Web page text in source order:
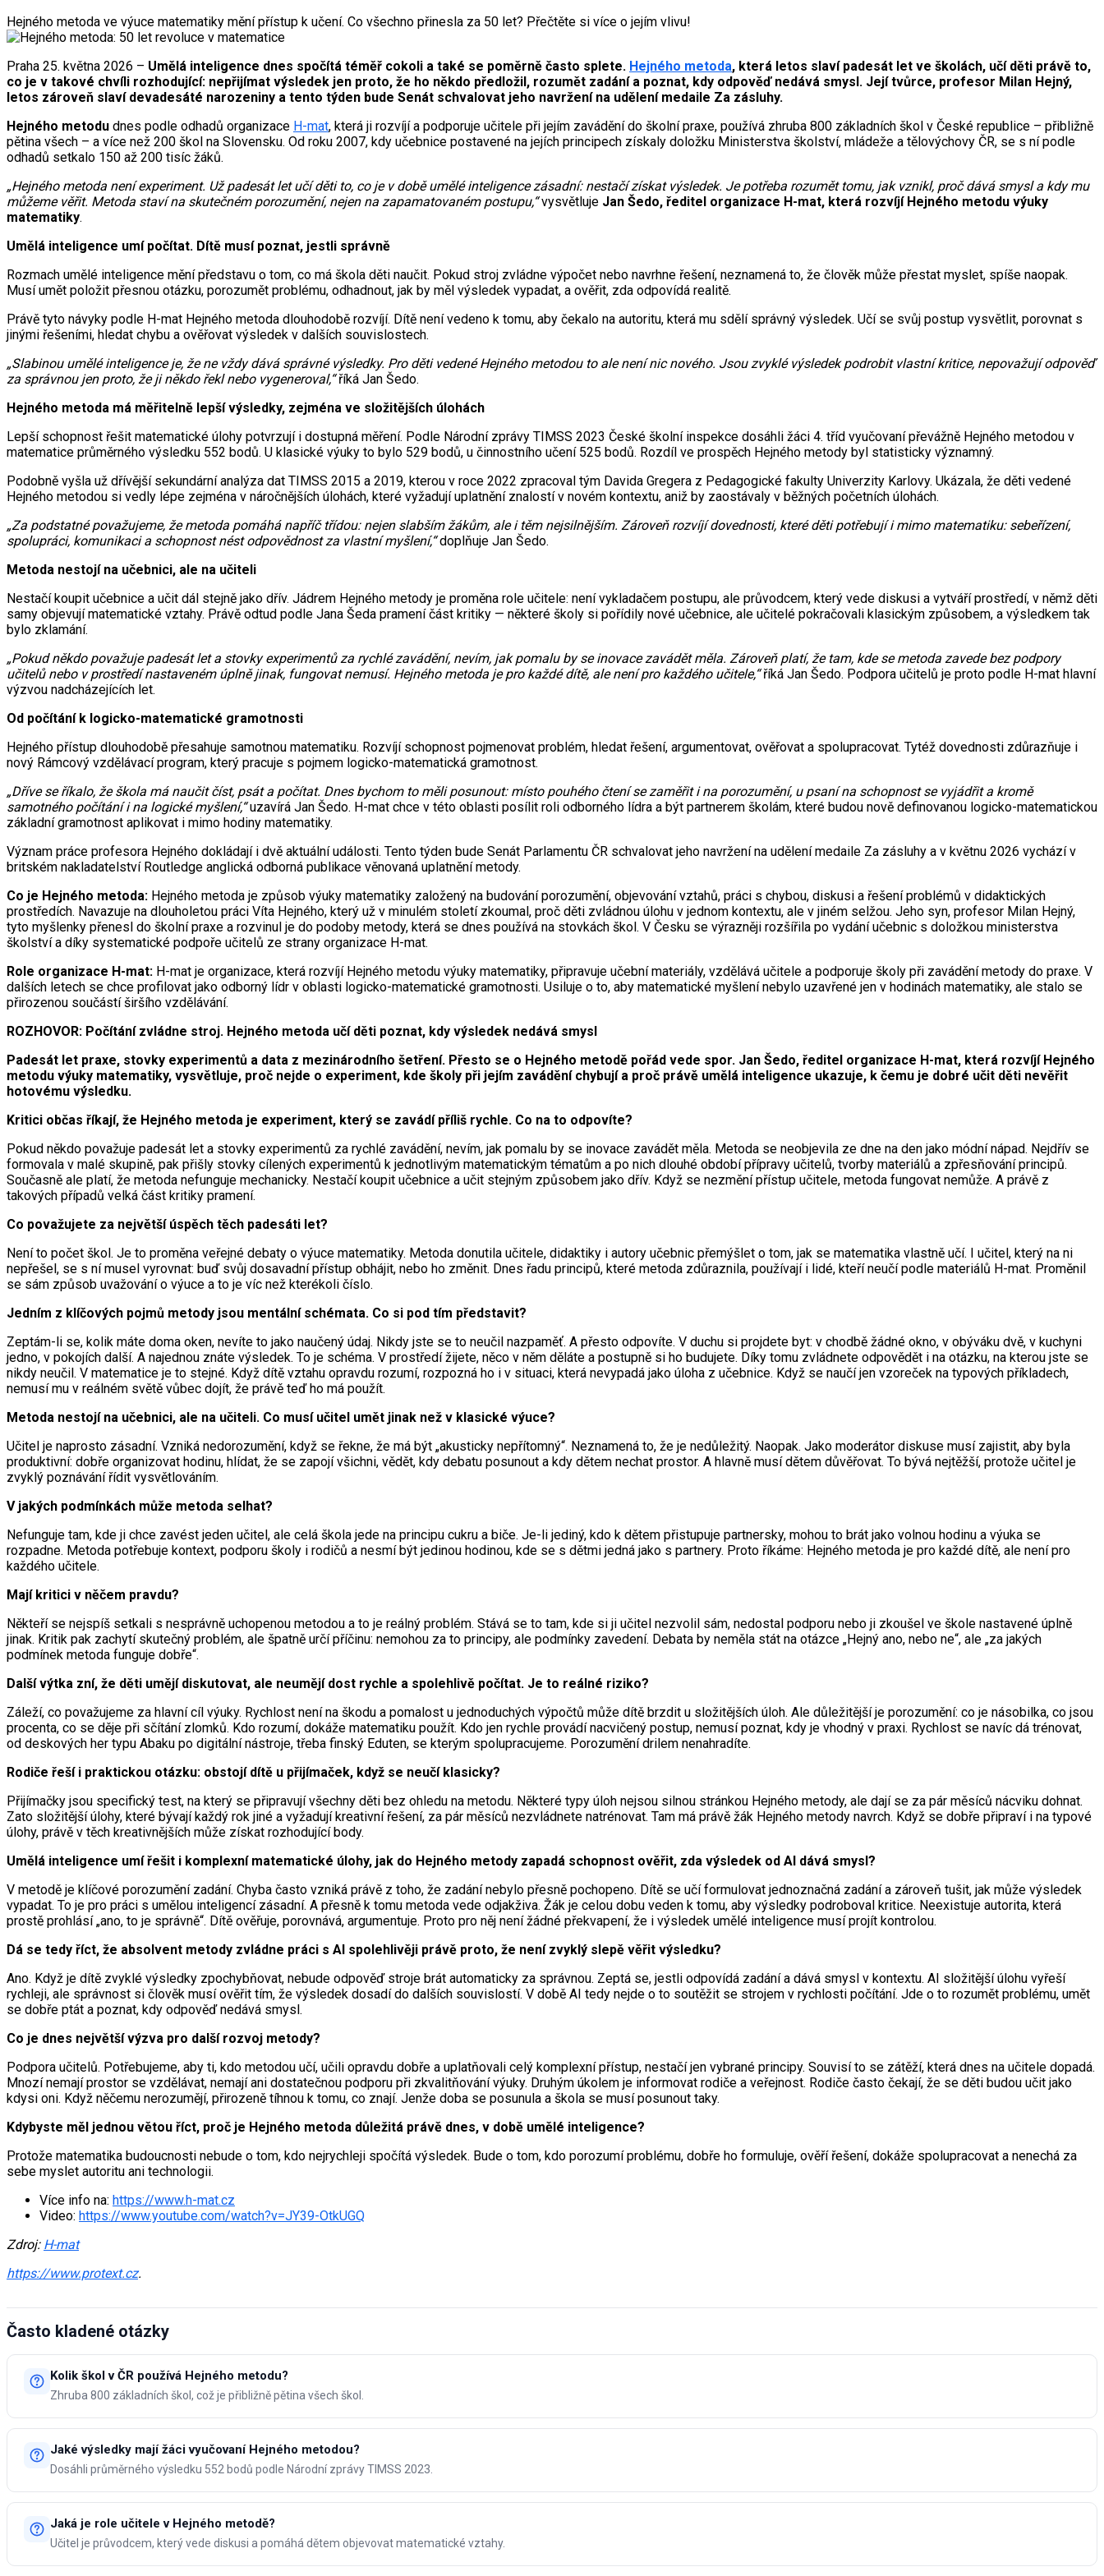
Hejného metoda ve výuce matematiky mění přístup k učení. Co všechno přinesla za 50 let? Přečtěte si více o jejím vlivu!
Praha 25. května 2026 – Umělá inteligence dnes spočítá téměř cokoli a také se poměrně často splete. Hejného metoda, která letos slaví padesát let ve školách, učí děti právě to,
co je v takové chvíli rozhodující: nepřijímat výsledek jen proto, že ho někdo předložil, rozumět zadání a poznat, kdy odpověď nedává smysl. Její tvůrce, profesor Milan Hejný,
letos zároveň slaví devadesáté narozeniny a tento týden bude Senát schvalovat jeho navržení na udělení medaile Za zásluhy.
Hejného metodu dnes podle odhadů organizace H-mat, která ji rozvíjí a podporuje učitele při jejím zavádění do školní praxe, používá zhruba 800 základních škol v České republice – přibližně
pětina všech – a více než 200 škol na Slovensku. Od roku 2007, kdy učebnice postavené na jejích principech získaly doložku Ministerstva školství, mládeže a tělovýchovy ČR, se s ní podle
odhadů setkalo 150 až 200 tisíc žáků.
„Hejného metoda není experiment. Už padesát let učí děti to, co je v době umělé inteligence zásadní: nestačí získat výsledek. Je potřeba rozumět tomu, jak vznikl, proč dává smysl a kdy mu
můžeme věřit. Metoda staví na skutečném porozumění, nejen na zapamatovaném postupu,“vysvětluje Jan Šedo, ředitel organizace H-mat, která rozvíjí Hejného metodu výuky
matematiky.
Umělá inteligence umí počítat. Dítě musí poznat, jestli správně
Rozmach umělé inteligence mění představu o tom, co má škola děti naučit. Pokud stroj zvládne výpočet nebo navrhne řešení, neznamená to, že člověk může přestat myslet, spíše naopak.
Musí umět položit přesnou otázku, porozumět problému, odhadnout, jak by měl výsledek vypadat, a ověřit, zda odpovídá realitě.
Právě tyto návyky podle H-mat Hejného metoda dlouhodobě rozvíjí. Dítě není vedeno k tomu, aby čekalo na autoritu, která mu sdělí správný výsledek. Učí se svůj postup vysvětlit, porovnat s
jinými řešeními, hledat chybu a ověřovat výsledek v dalších souvislostech.
„Slabinou umělé inteligence je, že ne vždy dává správné výsledky. Pro děti vedené Hejného metodou to ale není nic nového. Jsou zvyklé výsledek podrobit vlastní kritice, nepovažují odpověď
za správnou jen proto, že ji někdo řekl nebo vygeneroval,“říká Jan Šedo.
Hejného metoda má měřitelně lepší výsledky, zejména ve složitějších úlohách
Lepší schopnost řešit matematické úlohy potvrzují i dostupná měření. Podle Národní zprávy TIMSS 2023 České školní inspekce dosáhli žáci 4. tříd vyučovaní převážně Hejného metodou v
matematice průměrného výsledku 552 bodů. U klasické výuky to bylo 529 bodů, u činnostního učení 525 bodů. Rozdíl ve prospěch Hejného metody byl statisticky významný.
Podobně vyšla už dřívější sekundární analýza dat TIMSS 2015 a 2019, kterou v roce 2022 zpracoval tým Davida Gregera z Pedagogické fakulty Univerzity Karlovy. Ukázala, že děti vedené
Hejného metodou si vedly lépe zejména v náročnějších úlohách, které vyžadují uplatnění znalostí v novém kontextu, aniž by zaostávaly v běžných početních úlohách.
„Za podstatné považujeme, že metoda pomáhá napříč třídou: nejen slabším žákům, ale i těm nejsilnějším. Zároveň rozvíjí dovednosti, které děti potřebují i mimo matematiku: sebeřízení,
spolupráci, komunikaci a schopnost nést odpovědnost za vlastní myšlení,“doplňuje Jan Šedo.
Metoda nestojí na učebnici, ale na učiteli
Nestačí koupit učebnice a učit dál stejně jako dřív. Jádrem Hejného metody je proměna role učitele: není vykladačem postupu, ale průvodcem, který vede diskusi a vytváří prostředí, v němž děti
samy objevují matematické vztahy. Právě odtud podle Jana Šeda pramení část kritiky — některé školy si pořídily nové učebnice, ale učitelé pokračovali klasickým způsobem, a výsledkem tak
bylo zklamání.
„Pokud někdo považuje padesát let a stovky experimentů za rychlé zavádění, nevím, jak pomalu by se inovace zavádět měla. Zároveň platí, že tam, kde se metoda zavede bez podpory
učitelů nebo v prostředí nastaveném úplně jinak, fungovat nemusí. Hejného metoda je pro každé dítě, ale není pro každého učitele,“říká Jan Šedo. Podpora učitelů je proto podle H-mat hlavní
výzvou nadcházejících let.
Od počítání k logicko-matematické gramotnosti
Hejného přístup dlouhodobě přesahuje samotnou matematiku. Rozvíjí schopnost pojmenovat problém, hledat řešení, argumentovat, ověřovat a spolupracovat. Tytéž dovednosti zdůrazňuje i
nový Rámcový vzdělávací program, který pracuje s pojmem logicko-matematická gramotnost.
„Dříve se říkalo, že škola má naučit číst, psát a počítat. Dnes bychom to měli posunout: místo pouhého čtení se zaměřit i na porozumění, u psaní na schopnost se vyjádřit a kromě
samotného počítání i na logické myšlení,“uzavírá Jan Šedo. H-mat chce v této oblasti posílit roli odborného lídra a být partnerem školám, které budou nově definovanou logicko-matematickou
základní gramotnost aplikovat i mimo hodiny matematiky.
Význam práce profesora Hejného dokládají i dvě aktuální události. Tento týden bude Senát Parlamentu ČR schvalovat jeho navržení na udělení medaile Za zásluhy a v květnu 2026 vychází v
britském nakladatelství Routledge anglická odborná publikace věnovaná uplatnění metody.
Co je Hejného metoda: Hejného metoda je způsob výuky matematiky založený na budování porozumění, objevování vztahů, práci s chybou, diskusi a řešení problémů v didaktických
prostředích. Navazuje na dlouholetou práci Víta Hejného, který už v minulém století zkoumal, proč děti zvládnou úlohu v jednom kontextu, ale v jiném selžou. Jeho syn, profesor Milan Hejný,
tyto myšlenky přenesl do školní praxe a rozvinul je do podoby metody, která se dnes používá na stovkách škol. V Česku se výrazněji rozšířila po vydání učebnic s doložkou ministerstva
školství a díky systematické podpoře učitelů ze strany organizace H-mat.
Role organizace H-mat: H-mat je organizace, která rozvíjí Hejného metodu výuky matematiky, připravuje učební materiály, vzdělává učitele a podporuje školy při zavádění metody do praxe. V
dalších letech se chce profilovat jako odborný lídr v oblasti logicko-matematické gramotnosti. Usiluje o to, aby matematické myšlení nebylo uzavřené jen v hodinách matematiky, ale stalo se
přirozenou součástí širšího vzdělávání.
ROZHOVOR: Počítání zvládne stroj. Hejného metoda učí děti poznat, kdy výsledek nedává smysl
Padesát let praxe, stovky experimentů a data z mezinárodního šetření. Přesto se o Hejného metodě pořád vede spor. Jan Šedo, ředitel organizace H-mat, která rozvíjí Hejného
metodu výuky matematiky, vysvětluje, proč nejde o experiment, kde školy při jejím zavádění chybují a proč právě umělá inteligence ukazuje, k čemu je dobré učit děti nevěřit
hotovému výsledku.
Kritici občas říkají, že Hejného metoda je experiment, který se zavádí příliš rychle. Co na to odpovíte?
Pokud někdo považuje padesát let a stovky experimentů za rychlé zavádění, nevím, jak pomalu by se inovace zavádět měla. Metoda se neobjevila ze dne na den jako módní nápad. Nejdřív se
formovala v malé skupině, pak přišly stovky cílených experimentů k jednotlivým matematickým tématům a po nich dlouhé období přípravy učitelů, tvorby materiálů a zpřesňování principů.
Současně ale platí, že metoda nefunguje mechanicky. Nestačí koupit učebnice a učit stejným způsobem jako dřív. Když se nezmění přístup učitele, metoda fungovat nemůže. A právě z
takových případů velká část kritiky pramení.
Co považujete za největší úspěch těch padesáti let?
Není to počet škol. Je to proměna veřejné debaty o výuce matematiky. Metoda donutila učitele, didaktiky i autory učebnic přemýšlet o tom, jak se matematika vlastně učí. I učitel, který na ni
nepřešel, se s ní musel vyrovnat: buď svůj dosavadní přístup obhájit, nebo ho změnit. Dnes řadu principů, které metoda zdůraznila, používají i lidé, kteří neučí podle materiálů H-mat. Proměnil
se sám způsob uvažování o výuce a to je víc než kterékoli číslo.
Jedním z klíčových pojmů metody jsou mentální schémata. Co si pod tím představit?
Zeptám-li se, kolik máte doma oken, nevíte to jako naučený údaj. Nikdy jste se to neučil nazpaměť. A přesto odpovíte. V duchu si projdete byt: v chodbě žádné okno, v obýváku dvě, v kuchyni
jedno, v pokojích další. A najednou znáte výsledek. To je schéma. V prostředí žijete, něco v něm děláte a postupně si ho budujete. Díky tomu zvládnete odpovědět i na otázku, na kterou jste se
nikdy neučil. V matematice je to stejné. Když dítě vztahu opravdu rozumí, rozpozná ho i v situaci, která nevypadá jako úloha z učebnice. Když se naučí jen vzoreček na typových příkladech,
nemusí mu v reálném světě vůbec dojít, že právě teď ho má použít.
Metoda nestojí na učebnici, ale na učiteli. Co musí učitel umět jinak než v klasické výuce?
Učitel je naprosto zásadní. Vzniká nedorozumění, když se řekne, že má být „akusticky nepřítomný“. Neznamená to, že je nedůležitý. Naopak. Jako moderátor diskuse musí zajistit, aby byla
produktivní: dobře organizovat hodinu, hlídat, že se zapojí všichni, vědět, kdy debatu posunout a kdy dětem nechat prostor. A hlavně musí dětem důvěřovat. To bývá nejtěžší, protože učitel je
zvyklý poznávání řídit vysvětlováním.
V jakých podmínkách může metoda selhat?
Nefunguje tam, kde ji chce zavést jeden učitel, ale celá škola jede na principu cukru a biče. Je-li jediný, kdo k dětem přistupuje partnersky, mohou to brát jako volnou hodinu a výuka se
rozpadne. Metoda potřebuje kontext, podporu školy i rodičů a nesmí být jedinou hodinou, kde se s dětmi jedná jako s partnery. Proto říkáme: Hejného metoda je pro každé dítě, ale není pro
každého učitele.
Mají kritici v něčem pravdu?
Někteří se nejspíš setkali s nesprávně uchopenou metodou a to je reálný problém. Stává se to tam, kde si ji učitel nezvolil sám, nedostal podporu nebo ji zkoušel ve škole nastavené úplně
jinak. Kritik pak zachytí skutečný problém, ale špatně určí příčinu: nemohou za to principy, ale podmínky zavedení. Debata by neměla stát na otázce „Hejný ano, nebo ne“, ale „za jakých
podmínek metoda funguje dobře“.
Další výtka zní, že děti umějí diskutovat, ale neumějí dost rychle a spolehlivě počítat. Je to reálné riziko?
Záleží, co považujeme za hlavní cíl výuky. Rychlost není na škodu a pomalost u jednoduchých výpočtů může dítě brzdit u složitějších úloh. Ale důležitější je porozumění: co je násobilka, co jsou
procenta, co se děje při sčítání zlomků. Kdo rozumí, dokáže matematiku použít. Kdo jen rychle provádí nacvičený postup, nemusí poznat, kdy je vhodný v praxi. Rychlost se navíc dá trénovat,
od deskových her typu Abaku po digitální nástroje, třeba finský Eduten, se kterým spolupracujeme. Porozumění drilem nenahradíte.
Rodiče řeší i praktickou otázku: obstojí dítě u přijímaček, když se neučí klasicky?
Přijímačky jsou specifický test, na který se připravují všechny děti bez ohledu na metodu. Některé typy úloh nejsou silnou stránkou Hejného metody, ale dají se za pár měsíců nácviku dohnat.
Zato složitější úlohy, které bývají každý rok jiné a vyžadují kreativní řešení, za pár měsíců nezvládnete natrénovat. Tam má právě žák Hejného metody navrch. Když se dobře připraví i na typové
úlohy, právě v těch kreativnějších může získat rozhodující body.
Umělá inteligence umí řešit i komplexní matematické úlohy, jak do Hejného metody zapadá schopnost ověřit, zda výsledek od AI dává smysl?
V metodě je klíčové porozumění zadání. Chyba často vzniká právě z toho, že zadání nebylo přesně pochopeno. Dítě se učí formulovat jednoznačná zadání a zároveň tušit, jak může výsledek
vypadat. To je pro práci s umělou inteligencí zásadní. A přesně k tomu metoda vede odjakživa. Žák je celou dobu veden k tomu, aby výsledky podroboval kritice. Neexistuje autorita, která
prostě prohlásí „ano, to je správně“. Dítě ověřuje, porovnává, argumentuje. Proto pro něj není žádné překvapení, že i výsledek umělé inteligence musí projít kontrolou.
Dá se tedy říct, že absolvent metody zvládne práci s AI spolehlivěji právě proto, že není zvyklý slepě věřit výsledku?
Ano. Když je dítě zvyklé výsledky zpochybňovat, nebude odpověď stroje brát automaticky za správnou. Zeptá se, jestli odpovídá zadání a dává smysl v kontextu. AI složitější úlohu vyřeší
rychleji, ale správnost si člověk musí ověřit tím, že výsledek dosadí do dalších souvislostí. V době AI tedy nejde o to soutěžit se strojem v rychlosti počítání. Jde o to rozumět problému, umět
se dobře ptát a poznat, kdy odpověď nedává smysl.
Co je dnes největší výzva pro další rozvoj metody?
Podpora učitelů. Potřebujeme, aby ti, kdo metodou učí, učili opravdu dobře a uplatňovali celý komplexní přístup, nestačí jen vybrané principy. Souvisí to se zátěží, která dnes na učitele dopadá.
Mnozí nemají prostor se vzdělávat, nemají ani dostatečnou podporu při zkvalitňování výuky. Druhým úkolem je informovat rodiče a veřejnost. Rodiče často čekají, že se děti budou učit jako
kdysi oni. Když něčemu nerozumějí, přirozeně tíhnou k tomu, co znají. Jenže doba se posunula a škola se musí posunout taky.
Kdybyste měl jednou větou říct, proč je Hejného metoda důležitá právě dnes, v době umělé inteligence?
Protože matematika budoucnosti nebude o tom, kdo nejrychleji spočítá výsledek. Bude o tom, kdo porozumí problému, dobře ho formuluje, ověří řešení, dokáže spolupracovat a nenechá za
sebe myslet autoritu ani technologii.
Více info na: https://www.h-mat.cz
Video: https://www.youtube.com/watch?v=JY39-OtkUGQ
Zdroj: H-mat
https://www.protext.cz.
Často kladené otázky
Kolik škol v ČR používá Hejného metodu?
Zhruba 800 základních škol, což je přibližně pětina všech škol.
Jaké výsledky mají žáci vyučovaní Hejného metodou?
Dosáhli průměrného výsledku 552 bodů podle Národní zprávy TIMSS 2023.
Jaká je role učitele v Hejného metodě?
Učitel je průvodcem, který vede diskusi a pomáhá dětem objevovat matematické vztahy.